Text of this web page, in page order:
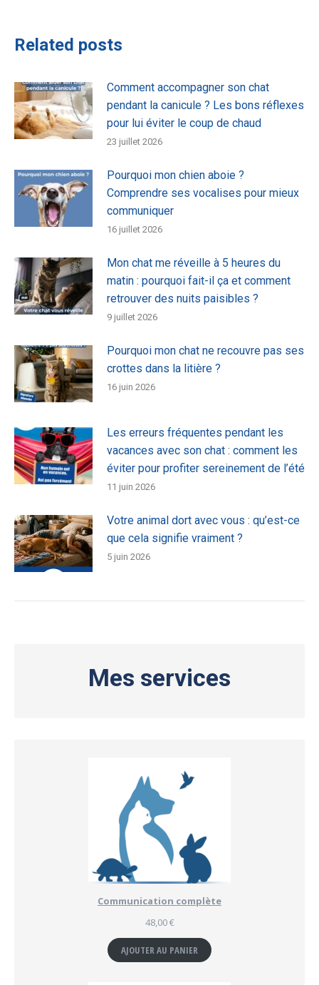
Related posts
Comment accompagner son chat
pendant la canicule ? Les bons réflexes
pour lui éviter le coup de chaud
23 juillet 2026
Pourquoi mon chien aboie ?
Comprendre ses vocalises pour mieux
communiquer
16 juillet 2026
Mon chat me réveille à 5 heures du
matin : pourquoi fait-il ça et comment
retrouver des nuits paisibles ?
9 juillet 2026
Pourquoi mon chat ne recouvre pas ses
crottes dans la litière ?
16 juin 2026
Les erreurs fréquentes pendant les
vacances avec son chat : comment les
éviter pour profiter sereinement de l’été
11 juin 2026
Votre animal dort avec vous : qu’est-ce
que cela signifie vraiment ?
5 juin 2026
Mes services
Communication complète
48,00€
AJOUTER AU PANIER